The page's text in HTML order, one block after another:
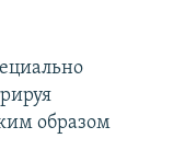
образом